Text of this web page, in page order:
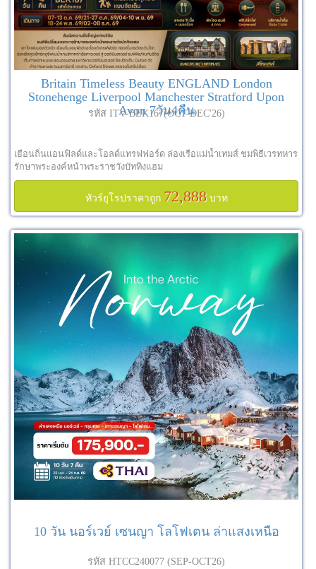
Britain Timeless Beauty ENGLAND London
Stonehenge Liverpool Manchester Stratford Upon
Avon 7วัน4คืน
รหัส ITV-BEK167(OCT-DEC'26)
เยือนถิ่นแอนฟิลด์และโอลด์แทรฟฟอร์ด ล่องเรือแม่น้ำเทมส์ ชมพิธีเวรทหาร
รักษาพระองค์หน้าพระราชวังบัททิงแฮม
ทัวร์ยุโรปราคาถูก 72,888บาท
10 วัน นอร์เวย์ เซนญา โลโฟเตน ล่าแสงเหนือ
รหัส HTCC240077 (SEP-OCT26)